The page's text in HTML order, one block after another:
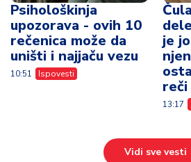
Psihološkinja
upozorava - ovih 10
rečenica može da
uništi i najjaču vezu
10:51 Ispovesti
je
reči
13:17
Vidi sve vesti